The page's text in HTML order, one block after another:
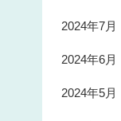
2024年7月
2024年6月
2024年5月